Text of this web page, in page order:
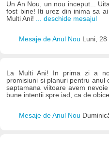
Un An Nou, un nou inceput...
fost bine! Iti urez din inima sa
Multi Ani! ... deschide mesajul
Mesaje de Anul Nou Luni,
La Multi Ani! In prima zi a
promisiuni si planuri pentru anul
saptamana viitoare avem
bune intentii spre iad, ca de
Mesaje de Anul Nou